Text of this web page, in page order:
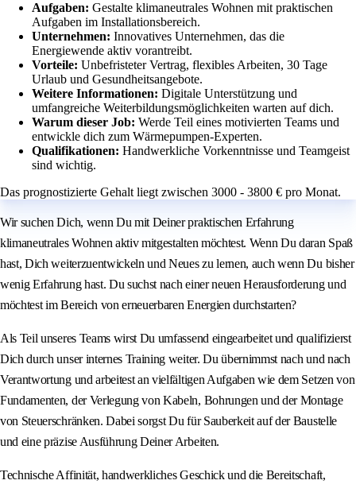
Aufgaben: Gestalte klimaneutrales Wohnen mit praktischen
Aufgaben im Installationsbereich.
Unternehmen: Innovatives Unternehmen, das die
Energiewende aktiv vorantreibt.
Vorteile: Unbefristeter Vertrag, flexibles Arbeiten, 30 Tage
Urlaub und Gesundheitsangebote.
Weitere Informationen: Digitale Unterstützung und
umfangreiche Weiterbildungsmöglichkeiten warten auf dich.
Warum dieser Job: Werde Teil eines motivierten Teams und
entwickle dich zum Wärmepumpen-Experten.
Qualifikationen: Handwerkliche Vorkenntnisse und Teamgeist
sind wichtig.
Das prognostizierte Gehalt liegt zwischen 3000 - 3800 € pro Monat.
Wir suchen Dich, wenn Du mit Deiner praktischen Erfahrung
klimaneutrales Wohnen aktiv mitgestalten möchtest. Wenn Du daran Spaß
hast, Dich weiterzuentwickeln und Neues zu lernen, auch wenn Du bisher
wenig Erfahrung hast. Du suchst nach einer neuen Herausforderung und
möchtest im Bereich von erneuerbaren Energien durchstarten?
Als Teil unseres Teams wirst Du umfassend eingearbeitet und qualifizierst
Dich durch unser internes Training weiter. Du übernimmst nach und nach
Verantwortung und arbeitest an vielfältigen Aufgaben wie dem Setzen von
Fundamenten, der Verlegung von Kabeln, Bohrungen und der Montage
von Steuerschränken. Dabei sorgst Du für Sauberkeit auf der Baustelle
und eine präzise Ausführung Deiner Arbeiten.
Technische Affinität, handwerkliches Geschick und die Bereitschaft,